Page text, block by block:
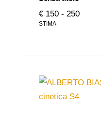
€ 150 - 250
STIMA